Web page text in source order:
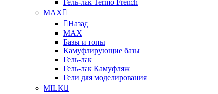
Гель-лак Termo French
MAX
Назад
MAX
Базы и топы
Камуфлирующие базы
Гель-лак
Гель-лак Камуфляж
Гели для моделирования
MILK